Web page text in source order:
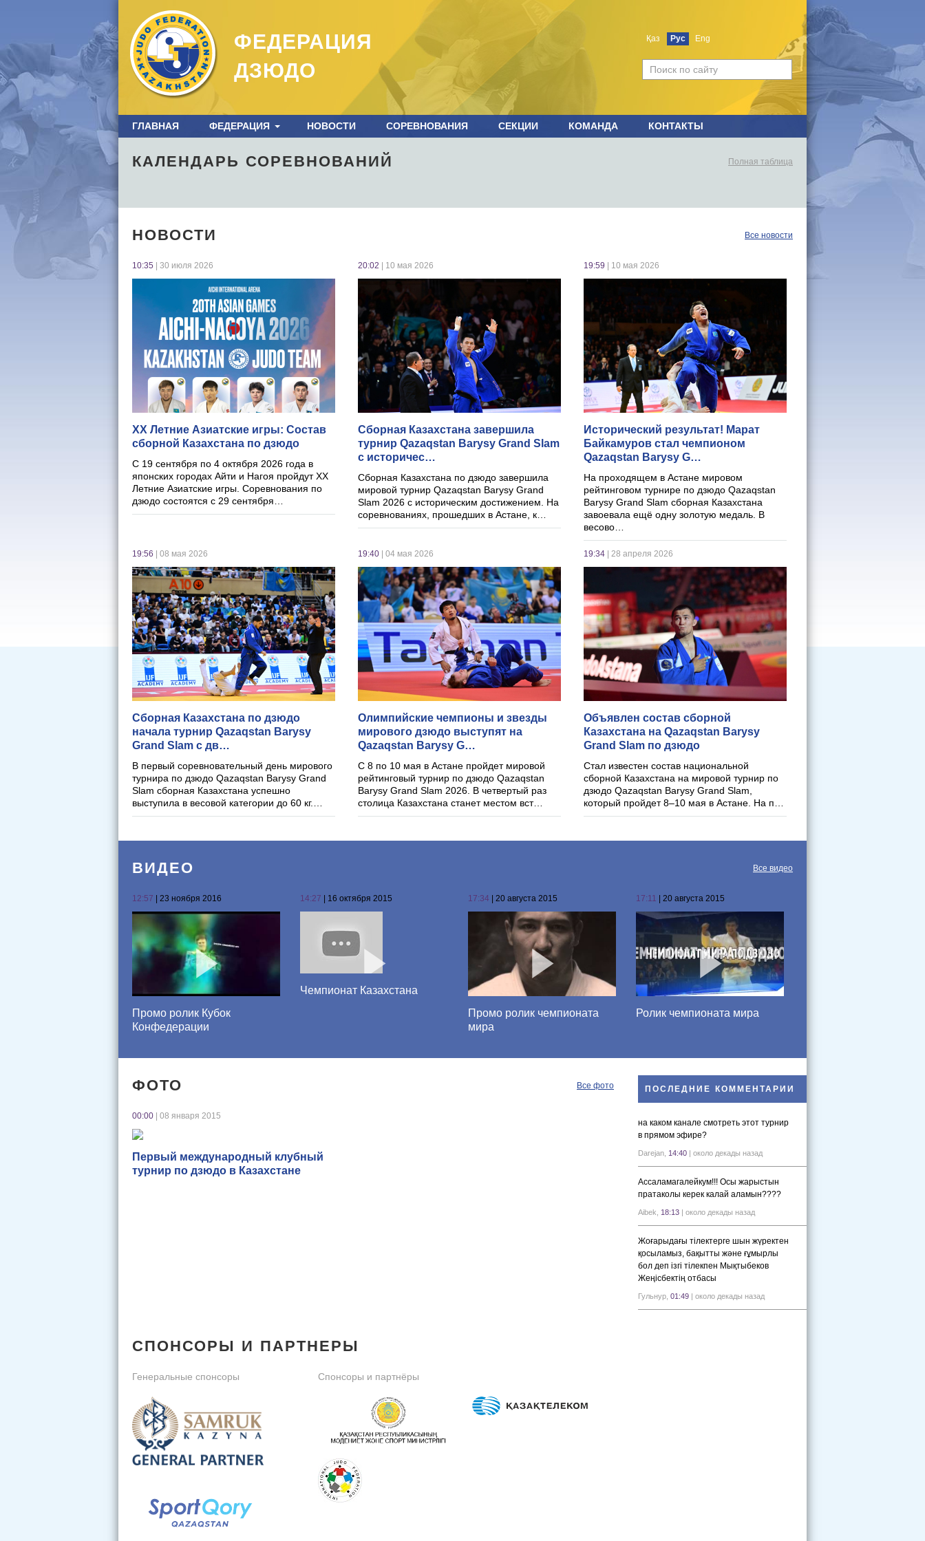
ФЕДЕРАЦИЯ
ДЗЮДО
Қаз Рус Eng
ГЛАВНАЯ ФЕДЕРАЦИЯ НОВОСТИ СОРЕВНОВАНИЯ СЕКЦИИ КОМАНДА КОНТАКТЫ
КАЛЕНДАРЬ СОРЕВНОВАНИЙ Полная таблица
НОВОСТИ Все новости
10:35 | 30 июля 2026
XX Летние Азиатские игры: Состав
сборной Казахстана по дзюдо
С 19 сентября по 4 октября 2026 года в
японских городах Айти и Нагоя пройдут XX
Летние Азиатские игры. Соревнования по
дзюдо состоятся с 29 сентября…
20:02 | 10 мая 2026
Сборная Казахстана завершила
турнир Qazaqstan Barysy Grand Slam
с историчес…
Сборная Казахстана по дзюдо завершила
мировой турнир Qazaqstan Barysy Grand
Slam 2026 с историческим достижением. На
соревнованиях, прошедших в Астане, к…
19:59 | 10 мая 2026
​Исторический результат! Марат
Байкамуров стал чемпионом
Qazaqstan Barysy G…
На проходящем в Астане мировом
рейтинговом турнире по дзюдо Qazaqstan
Barysy Grand Slam сборная Казахстана
завоевала ещё одну золотую медаль. В
весово…
19:56 | 08 мая 2026
​Сборная Казахстана по дзюдо
начала турнир Qazaqstan Barysy
Grand Slam с дв…
В первый соревновательный день мирового
турнира по дзюдо Qazaqstan Barysy Grand
Slam сборная Казахстана успешно
выступила в весовой категории до 60 кг.…
19:40 | 04 мая 2026
Олимпийские чемпионы и звезды
мирового дзюдо выступят на
Qazaqstan Barysy G…
С 8 по 10 мая в Астане пройдет мировой
рейтинговый турнир по дзюдо Qazaqstan
Barysy Grand Slam 2026. В четвертый раз
столица Казахстана станет местом вст…
19:34 | 28 апреля 2026
Объявлен состав сборной
Казахстана на Qazaqstan Barysy
Grand Slam по дзюдо
Стал известен состав национальной
сборной Казахстана на мировой турнир по
дзюдо Qazaqstan Barysy Grand Slam,
который пройдет 8–10 мая в Астане. На п…
ВИДЕО Все видео
12:57 | 23 ноября 2016
Промо ролик Кубок
Конфедерации
14:27 | 16 октября 2015
Чемпионат Казахстана
17:34 | 20 августа 2015
Промо ролик чемпионата
мира
17:11 | 20 августа 2015
Ролик чемпионата мира
ФОТО Все фото
00:00 | 08 января 2015
Первый международный клубный
турнир по дзюдо в Казахстане
ПОСЛЕДНИЕ КОММЕНТАРИИ
на каком канале смотреть этот турнир
в прямом эфире?
Darejan, 14:40 | около декады назад
Ассаламагалейкум!!! Осы жарыстын
пратаколы керек калай аламын????
Aibek, 18:13 | около декады назад
Жоғарыдағы тілектерге шын жүректен
қосыламыз, бақытты және ғұмырлы
бол деп ізгі тілекпен Мықтыбеков
Жеңісбектің отбасы
Гульнур, 01:49 | около декады назад
СПОНСОРЫ И ПАРТНЕРЫ
Генеральные спонсоры Спонсоры и партнёры